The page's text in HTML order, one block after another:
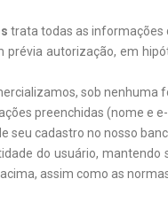
trata todas as informações
prévia autorização, em
sob nenhuma
preenchidas (nome e
seu cadastro no nosso
do usuário,
assim como as